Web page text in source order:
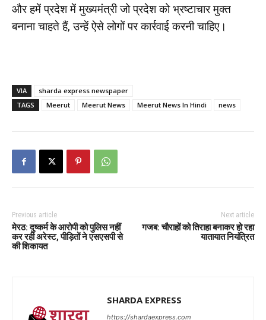
और हमें प्रदेश में मुख्यमंत्री जो प्रदेश को भ्रष्टाचार मुक्त
बनाना चाहते हैं, उन्हें ऐसे लोगों पर कार्रवाई करनी चाहिए।
VIA
sharda express newspaper
TAGS
Meerut Meerut News Meerut News In Hindi news
Previous article
मेरठ: दुष्कर्म के आरोपी को पुलिस नहीं
कर रही अरेस्ट, पीड़ितों ने एसएसपी से
की शिकायत
Next article
गजब: चौराहों को तिराहा बनाकर हो रहा
यातायात नियंत्रित
SHARDA EXPRESS
https://shardaexpress.com